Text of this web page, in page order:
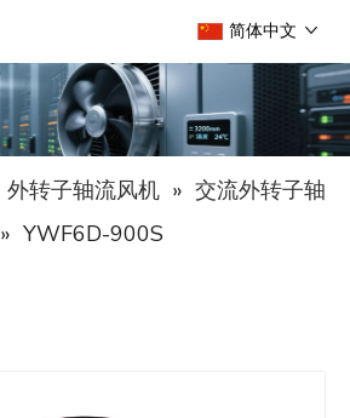
简体中文
外转子轴流风机 » 交流外转子轴
» YWF6D-900S